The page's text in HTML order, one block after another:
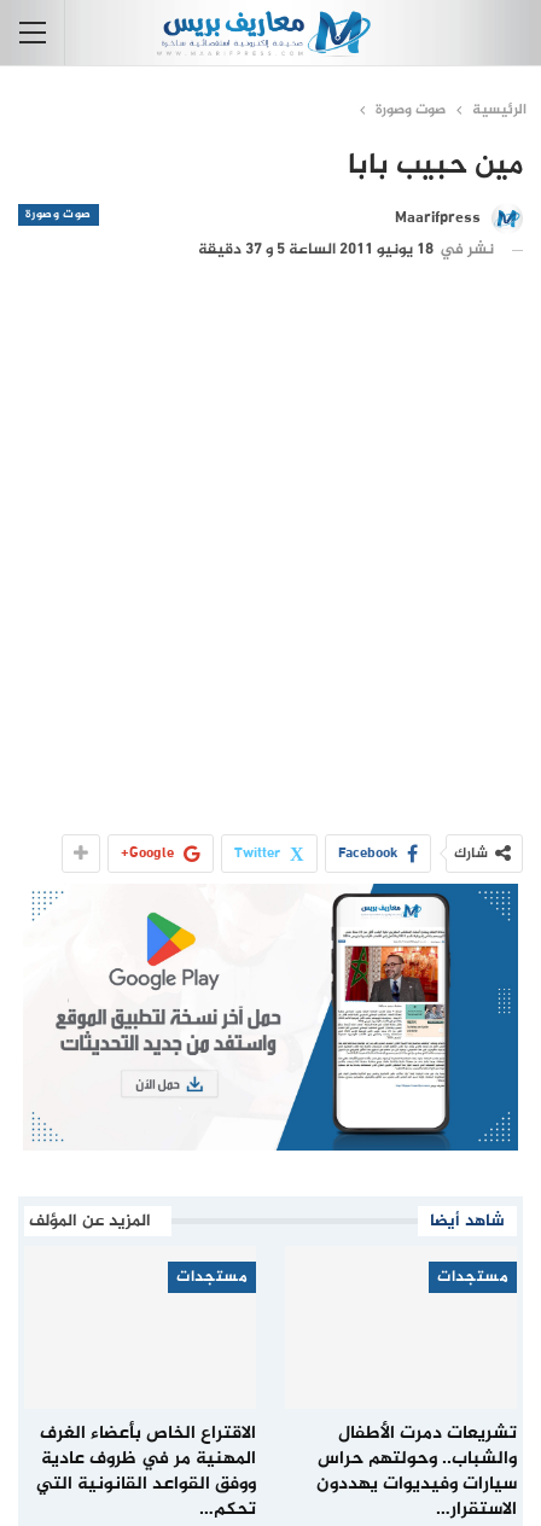
الرئيسية صوت وصورة
مين حبيب بابا
صوت وصورة
Maarifpress
نشر في 18 يونيو 2011 الساعة 5 و 37 دقيقة
شارك Facebook
Twitter
Google+
شاهد أيضا المزيد عن المؤلف
مستجدات
تشريعات دمرت الأطفال
والشباب.. وحولتهم حراس
سيارات وفيديوات يهددون
الاستقرار…
مستجدات
الاقتراع الخاص بأعضاء الغرف
المهنية مر في ظروف عادية
ووفق القواعد القانونية التي
تحكم…